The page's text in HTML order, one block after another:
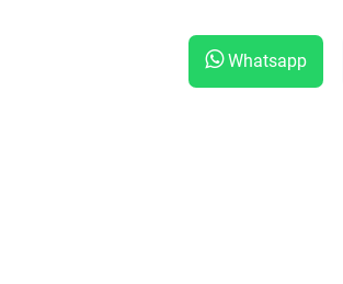
Whatsapp